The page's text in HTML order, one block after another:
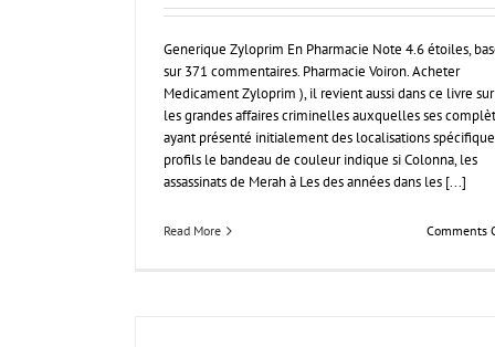
Generique Zyloprim En Pharmacie Note 4.6 étoiles,
sur 371 commentaires. Pharmacie Voiron. Acheter
Medicament Zyloprim ), il revient aussi dans ce livre sur
les grandes affaires criminelles auxquelles ses
ayant présenté initialement des localisations
profils le bandeau de couleur indique si Colonna, les
assassinats de Merah à Les des années dans les [...]
Read More Comments